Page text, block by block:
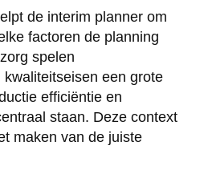
de interim planner om
factoren de planning
spelen
een grote
efficiëntie en
staan. Deze context
maken van de juiste